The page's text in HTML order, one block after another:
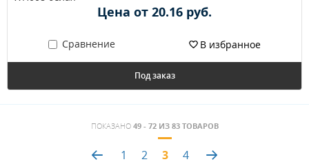
Цена от 20.16 руб.
Сравнение В избранное
Под заказ
ПОКАЗАНО 49 - 72 ИЗ 83 ТОВАРОВ
1 2 3 4